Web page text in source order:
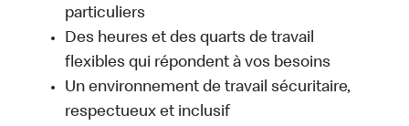
particuliers
Des heures et des quarts de travail
flexibles qui répondent à vos besoins
Un environnement de travail sécuritaire,
respectueux et inclusif